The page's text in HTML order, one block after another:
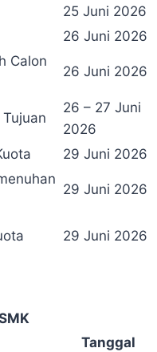
25 Juni 2026
26 Juni 2026
Calon
26 Juni 2026
26 – 27 Juni
2026
29 Juni 2026
29 Juni 2026
29 Juni 2026
Tanggal